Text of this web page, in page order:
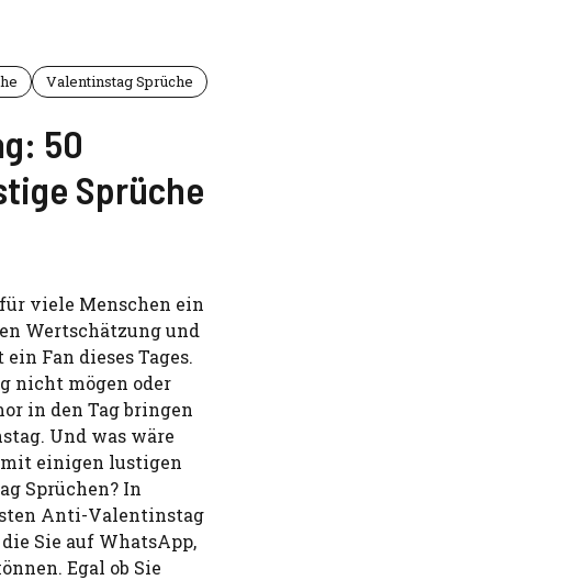
Valentinstag Sprüche
50
Sprüche
viele Menschen ein
Wertschätzung und
Fan dieses Tages.
nicht mögen oder
in den Tag bringen
Und was wäre
mit einigen lustigen
Sprüchen? In
Anti-Valentinstag
Sie auf WhatsApp,
Egal ob Sie